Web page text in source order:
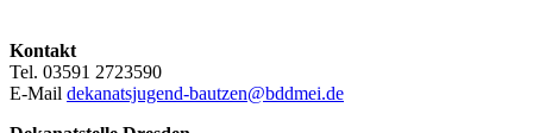
Kontakt
Tel. 03591 2723590
E-Mail dekanatsjugend-bautzen@bddmei.de